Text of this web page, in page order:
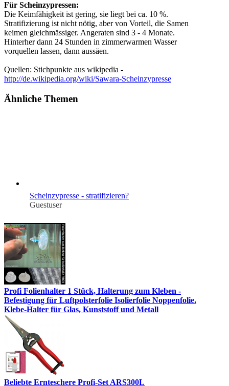
Für Scheinzypressen:
Die Keimfähigkeit ist gering, sie liegt bei ca. 10 %.
Stratifizierung ist nicht nötig, aber von Vorteil, die Samen
keimen gleichmässiger. Angeraten sind 3 - 4 Monate.
Hinterher dann 24 Stunden in zimmerwarmen Wasser
vorquellen lassen, dann aussäen.
Quellen: Stichpunkte aus wikipedia -
http://de.wikipedia.org/wiki/Sawara-Scheinzypresse
Ähnliche Themen
Scheinzypresse - stratifizieren?
Guestuser
Profi Folienhalter 1 Stück, Halterung zum Kleben -
Befestigung für Luftpolsterfolie Isolierfolie Noppenfolie.
Klebe-Halter für Glas, Kunststoff und Metall
Beliebte Ernteschere Profi-Set ARS300L